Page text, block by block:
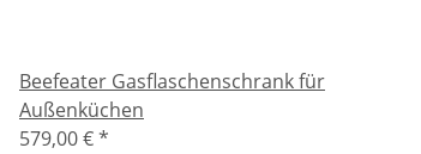
Beefeater Gasflaschenschrank für
Außenküchen
579,00 €*